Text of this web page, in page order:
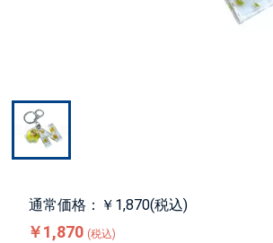
通常価格：￥1,870(税込)
￥1,870 (税込)